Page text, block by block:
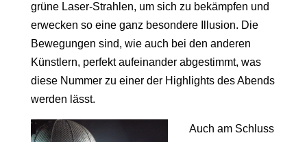
grüne Laser-Strahlen, um sich zu bekämpfen und
erwecken so eine ganz besondere Illusion. Die
Bewegungen sind, wie auch bei den anderen
Künstlern, perfekt aufeinander abgestimmt, was
diese Nummer zu einer der Highlights des Abends
werden lässt.
Auch am Schluss